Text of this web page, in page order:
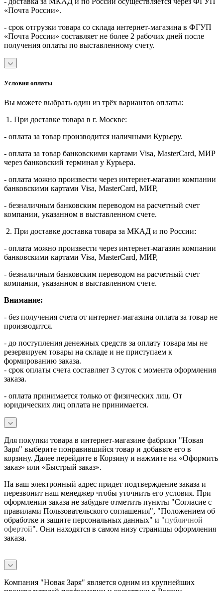
«Почта России».
- срок отгрузки товара со склада интернет-магазина в ФГУП
«Почта России» составляет не более 2 рабочих дней после
получения оплаты по выставленному счету.
Условия оплаты
Вы можете выбрать один из трёх вариантов оплаты:
1. При доставке товара в г. Москве:
- оплата за товар производится наличными Курьеру.
- оплата за товар банковскими картами Visa, MasterСard, МИР
через банковский терминал у Курьера.
- оплата можно произвести через интернет-магазин компании
банковскими картами Visa, MasterСard, МИР,
- безналичным банковским переводом на расчетный счет
компании, указанном в выставленном счете.
2. При доставке доставка товара за МКАД и по России:
- оплата можно произвести через интернет-магазин компании
банковскими картами Visa, MasterСard, МИР,
- безналичным банковским переводом на расчетный счет
компании, указанном в выставленном счете.
Внимание:
- без получения счета от интернет-магазина оплата за товар не
производится.
- до поступления денежных средств за оплату товара мы не
резервируем товары на складе и не приступаем к
формированию заказа.
- срок оплаты счета составляет 3 суток с момента оформления
заказа.
- оплата принимается только от физических лиц. От
юридических лиц оплата не принимается.
Для покупки товара в интернет-магазине фабрики "Новая
Заря" выберите понравившийся товар и добавьте его в
корзину. Далее перейдите в Корзину и нажмите на «Оформить
заказ» или «Быстрый заказ».
На ваш электронный адрес придет подтверждение заказа и
перезвонит наш менеджер чтобы уточнить его условия. При
оформлении заказа не забудьте отметить пункты "Согласие с
правилами Пользовательского соглашения", "Положением об
обработке и защите персональных данных" и "публичной
офертой". Они находятся в самом низу страницы оформления
заказа.
Компания "Новая Заря" является одним из крупнейших